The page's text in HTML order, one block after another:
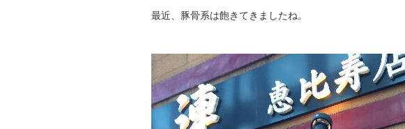
最近、豚骨系は飽きてきましたね。